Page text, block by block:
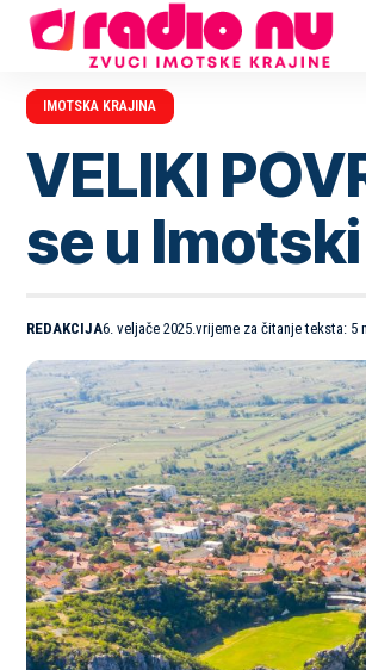
IMOTSKA KRAJINA
VELIKI
se u
REDAKCIJA6. veljače 2025. vrijeme za čitanje teksta: 5